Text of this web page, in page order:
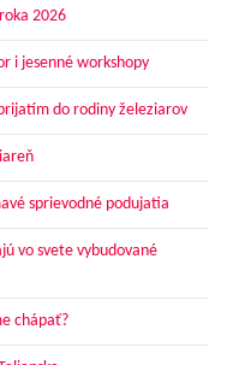
2026
i jesenné workshopy
do rodiny železiarov
sprievodné podujatia
vo svete vybudované
chápať?